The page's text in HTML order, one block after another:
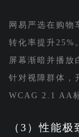
网易严选在购物
转化率提升25%
屏幕渐暗并播放
针对视障群体，
WCAG 2.1 AA
（3）性能极